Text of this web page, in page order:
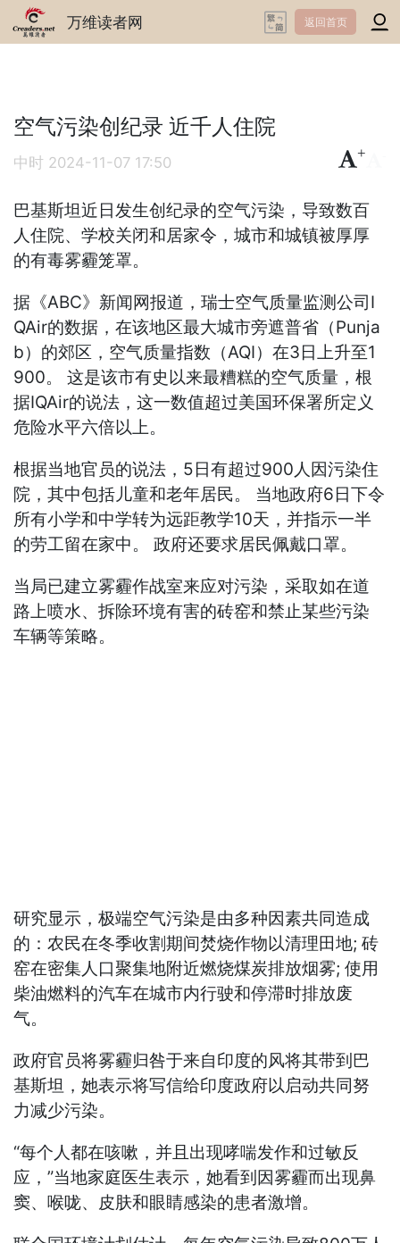
万维读者网 返回首页
空气污染创纪录 近千人住院
中时 2024-11-07 17:50
+
巴基斯坦近日发生创纪录的空气污染，导致数百
人住院、学校关闭和居家令，城市和城镇被厚厚
的有毒雾霾笼罩。
据《ABC》新闻网报道，瑞士空气质量监测公司I
QAir的数据，在该地区最大城市旁遮普省（Punja
b）的郊区，空气质量指数（AQI）在3日上升至1
900。 这是该市有史以来最糟糕的空气质量，根
据IQAir的说法，这一数值超过美国环保署所定义
危险水平六倍以上。
根据当地官员的说法，5日有超过900人因污染住
院，其中包括儿童和老年居民。 当地政府6日下令
所有小学和中学转为远距教学10天，并指示一半
的劳工留在家中。 政府还要求居民佩戴口罩。
当局已建立雾霾作战室来应对污染，采取如在道
路上喷水、拆除环境有害的砖窑和禁止某些污染
车辆等策略。
研究显示，极端空气污染是由多种因素共同造成
的：农民在冬季收割期间焚烧作物以清理田地; 砖
窑在密集人口聚集地附近燃烧煤炭排放烟雾; 使用
柴油燃料的汽车在城市内行驶和停滞时排放废
气。
政府官员将雾霾归咎于来自印度的风将其带到巴
基斯坦，她表示将写信给印度政府以启动共同努
力减少污染。
“每个人都在咳嗽，并且出现哮喘发作和过敏反
应，”当地家庭医生表示，她看到因雾霾而出现鼻
窦、喉咙、皮肤和眼睛感染的患者激增。